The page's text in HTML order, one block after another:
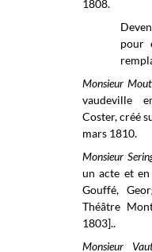
1808.
pour
Monsieur
vaudeville
Coster, créé
mars 1810.
Monsieur
un acte et en
Gouffé,
Théâtre
1803]..
Monsieur